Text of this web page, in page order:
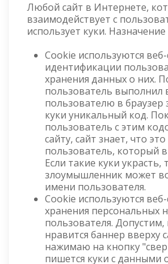
Любой сайт в Интернете,
взаимодействует с
использует куки. Назначение
Cookie используются
идентификации
хранения данных о них.
пользователь выполнил
пользователю в браузер
куки уникальный код.
пользователь с этим
сайту, сайт знает, что
пользователь, который
Если такие куки украсть,
злоумышленник может
имени пользователя.
Cookie используются
хранения персональных
пользователя. Допустим,
нравится баннер вверху
нажимаю на кнопку
пишется куки с данными